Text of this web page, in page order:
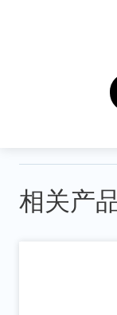
相关产